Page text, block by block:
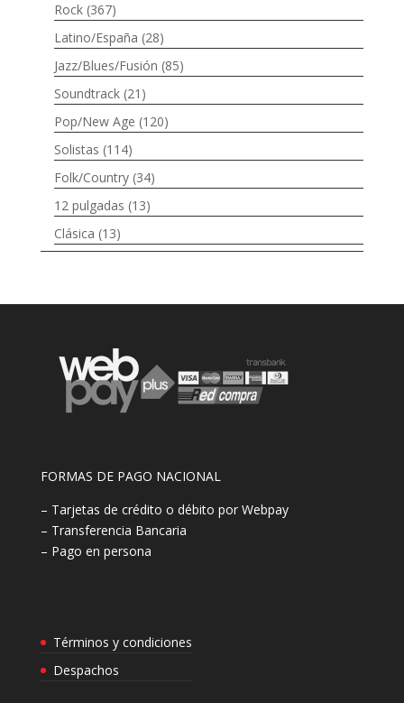
Rock (367)
Latino/España (28)
Jazz/Blues/Fusión (85)
Soundtrack (21)
Pop/New Age (120)
Solistas (114)
Folk/Country (34)
12 pulgadas (13)
Clásica (13)
FORMAS DE PAGO NACIONAL
– Tarjetas de crédito o débito por Webpay
– Transferencia Bancaria
– Pago en persona
Términos y condiciones
Despachos